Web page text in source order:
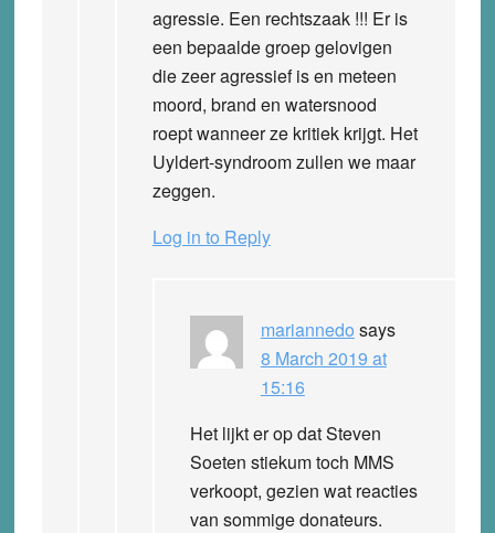
agressie. Een rechtszaak !!! Er is
een bepaalde groep gelovigen
die zeer agressief is en meteen
moord, brand en watersnood
roept wanneer ze kritiek krijgt. Het
Uyldert-syndroom zullen we maar
zeggen.
Log in to Reply
mariannedo says
8 March 2019 at
15:16
Het lijkt er op dat Steven
Soeten stiekum toch MMS
verkoopt, gezien wat reacties
van sommige donateurs.